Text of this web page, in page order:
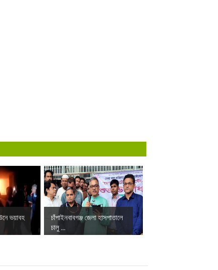
ভয়াবহ
চাঁপাইনবাবগঞ্জ জেলা হাসপাতালে
চালু ...